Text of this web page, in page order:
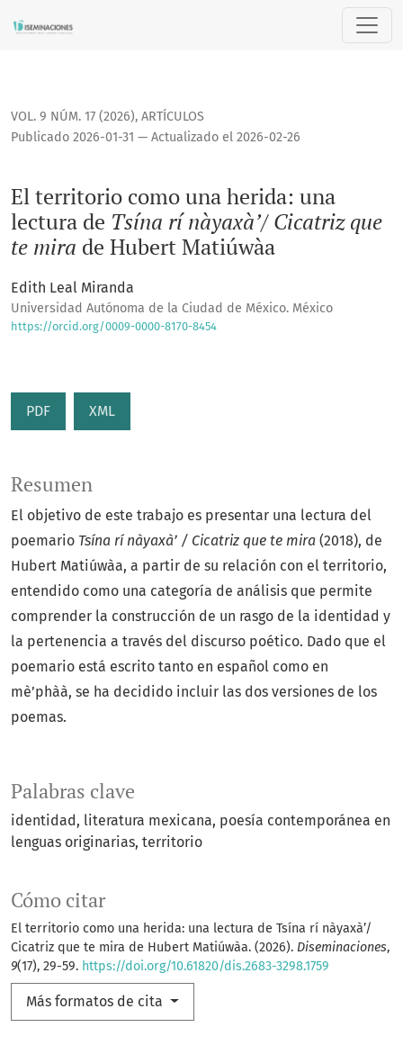
El territorio como una herida: una lectura de <i>Tsína rí
VOL. 9 NÚM. 17 (2026), ARTÍCULOS
El territorio como una herida: una
lectura de Tsína rí nàyaxà’/ Cicatriz que
te mira de Hubert Matiúwàa
Publicado 2026-01-31 — Actualizado el 2026-02-26
Edith Leal Miranda
Universidad Autónoma de la Ciudad de México. México
https://orcid.org/0009-0000-8170-8454
PDF XML
Palabras clave
identidad literatura mexicana poesía contemporánea en
lenguas originarias territorio
Cómo citar
El territorio como una herida: una lectura de Tsína rí nàyaxà’/
Cicatriz que te mira de Hubert Matiúwàa. (2026). Diseminaciones,
9(17), 29-59. https://doi.org/10.61820/dis.2683-3298.1759
Más formatos de cita
Resumen
El objetivo de este trabajo es presentar una lectura del
poemario Tsína rí nàyaxà’ / Cicatriz que te mira (2018), de
Hubert Matiúwàa, a partir de su relación con el territorio,
entendido como una categoría de análisis que permite
comprender la construcción de un rasgo de la identidad y
la pertenencia a través del discurso poético. Dado que el
poemario está escrito tanto en español como en
mè’phàà, se ha decidido incluir las dos versiones de los
poemas.